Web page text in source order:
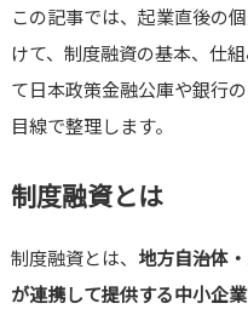
この記事では、起業直後の
けて、制度融資の基本、仕
て日本政策金融公庫や銀行
目線で整理します。
制度融資とは
制度融資とは、 地方自治体
が連携して提供する中小企